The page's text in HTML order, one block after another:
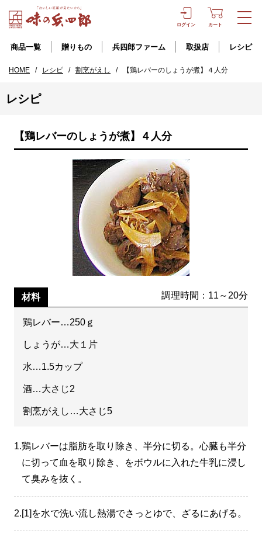
ログイン カート
商品一覧 贈りもの 兵四郎ファーム 取扱店 レシピ
HOME / レシピ / 割烹がえし / 【鶏レバーのしょうが煮】４人分
レシピ
【鶏レバーのしょうが煮】４人分
材料 調理時間：11～20分
鶏レバー…250ｇ
しょうが…大１片
水…1.5カップ
酒…大さじ2
割烹がえし…大さじ5
1.鶏レバーは脂肪を取り除き、半分に切る。心臓も半分
に切って血を取り除き、をボウルに入れた牛乳に浸し
て臭みを抜く。
2.[1]を水で洗い流し熱湯でさっとゆで、ざるにあげる。